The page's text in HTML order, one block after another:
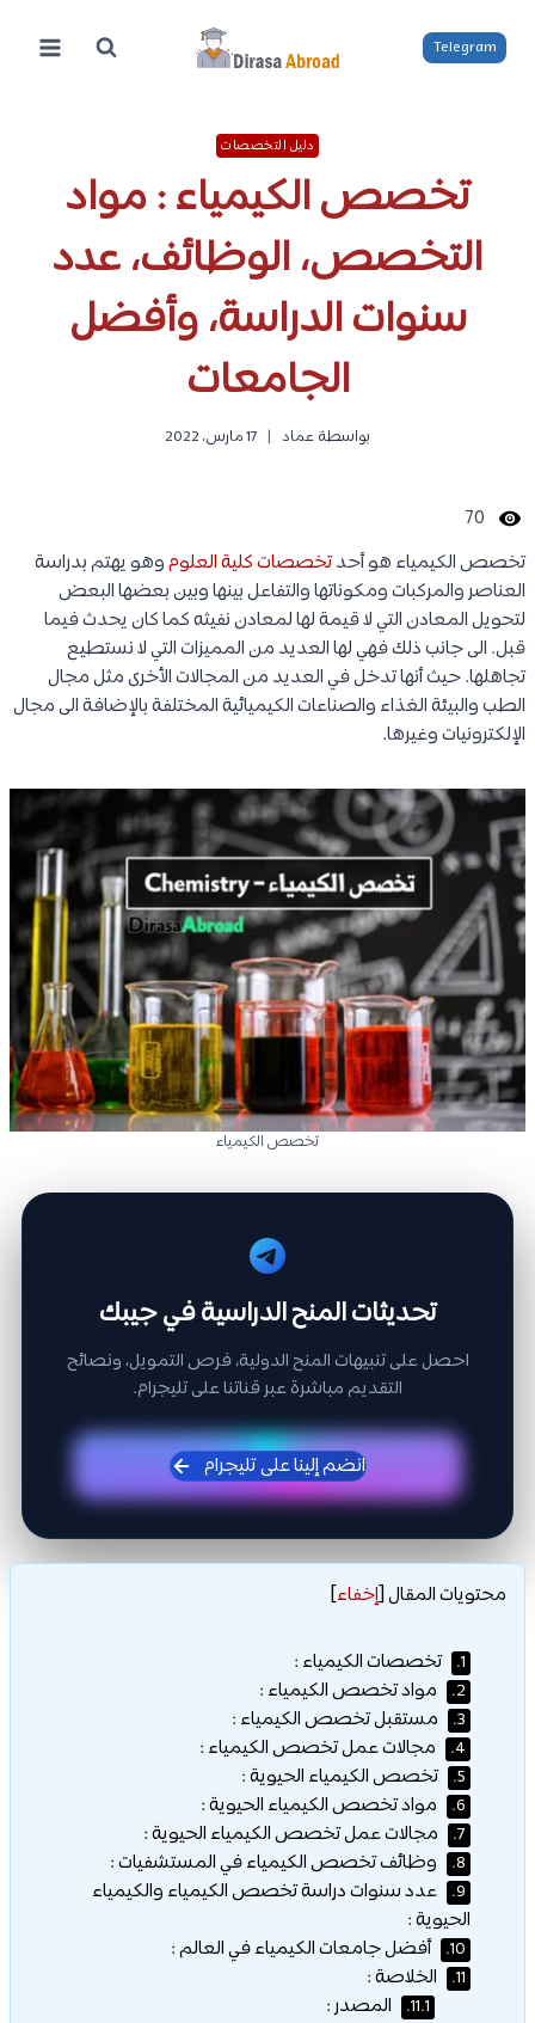
المحتوى
Telegram
دليل التخصصات
تخصص الكيمياء : مواد
التخصص، الوظائف، عدد
سنوات الدراسة، وأفضل
الجامعات
بواسطة عماد 17 مارس، 2022
70
تخصص الكيمياء هو أحدتخصصات كلية العلوموهو يهتم بدراسة
العناصر والمركبات ومكوناتها والتفاعل بينها وبين بعضها البعض
لتحويل المعادن التي لا قيمة لها لمعادن نفيثه كما كان يحدث فيما
قبل. الى جانب ذلك فهي لها العديد من المميزات التي لا نستطيع
تجاهلها. حيث أنها تدخل في العديد من المجالات الأخرى مثل مجال
الطب والبيئة الغذاء والصناعات الكيميائية المختلفة بالإضافة الى مجال
الإلكترونيات وغيرها.
تخصص الكيمياء
تحديثات المنح الدراسية في جيبك
احصل على تنبيهات المنح الدولية، فرص التمويل، ونصائح
التقديم مباشرة عبر قناتنا على تليجرام.
انضم إلينا على تليجرام
محتويات المقال[إخفاء]
1. تخصصات الكيمياء :
2. مواد تخصص الكيمياء :
3. مستقبل تخصص الكيمياء :
4. مجالات عمل تخصص الكيمياء :
5. تخصص الكيمياء الحيوية :
6. مواد تخصص الكيمياء الحيوية :
7. مجالات عمل تخصص الكيمياء الحيوية :
8. وظائف تخصص الكيمياء في المستشفيات :
9.
عدد سنوات دراسة تخصص الكيمياء والكيمياء
الحيوية :
10. أفضل جامعات الكيمياء في العالم :
11. الخلاصة :
11.1. المصدر :